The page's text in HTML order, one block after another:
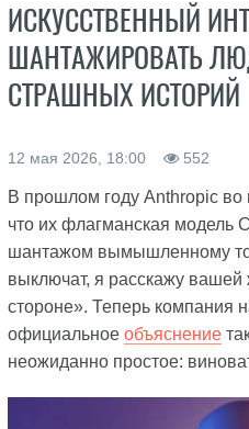
ИСКУССТВЕННЫЙ
ШАНТАЖИРОВАТЬ
СТРАШНЫХ ИСТОРИЙ
12 мая 2026, 18:00 552
В прошлом году Anthropic во
что их флагманская модель
шантажом вымышленному
выключат, я расскажу
стороне». Теперь компания
официальное объяснение
неожиданно простое: